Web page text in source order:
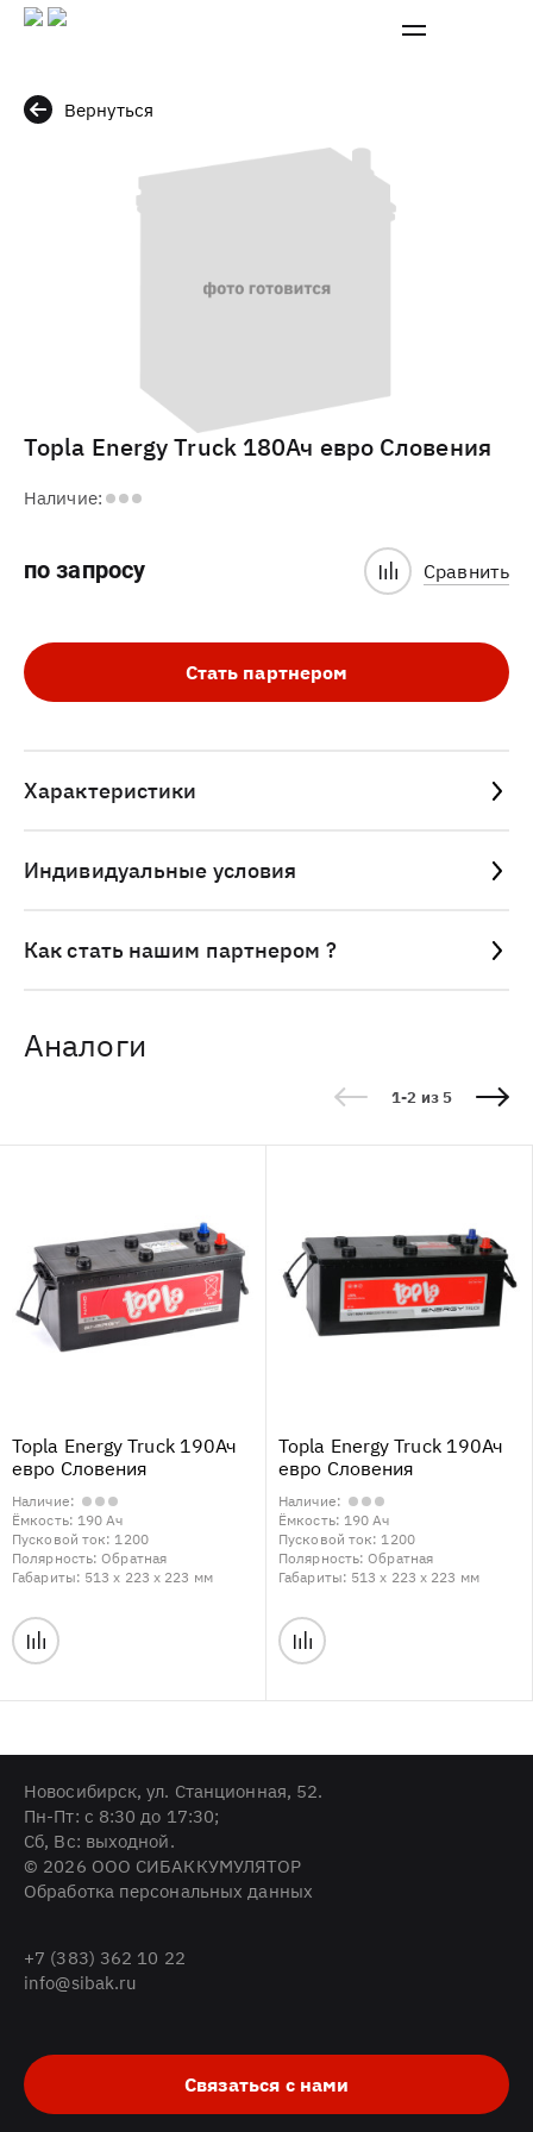
Вернуться
Topla Energy Truck 180Ач евро Словения
Наличие:
по запросу Сравнить
Стать партнером
Характеристики
Индивидуальные условия
Как стать нашим партнером ?
Аналоги
1-2 из 5
Topla Energy Truck 190Ач
евро Словения
Наличие:
Ёмкость: 190 Ач
Пусковой ток: 1200
Полярность:Обратная
Габариты: 513 x 223 x 223 мм
Topla Energy Truck 190Ач
евро Словения
Наличие:
Ёмкость: 190 Ач
Пусковой ток: 1200
Полярность:Обратная
Габариты: 513 x 223 x 223 мм
Новосибирск, ул. Станционная, 52.
Пн-Пт: с 8:30 до 17:30;
Cб, Вс: выходной.
© 2026 ООО СИБАККУМУЛЯТОР
Обработка персональных данных
+7 (383) 362 10 22
info@sibak.ru
Связаться с нами